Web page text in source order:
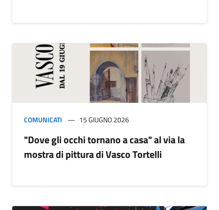
COMUNICATI 15 GIUGNO 2026
"Dove gli occhi tornano a casa" al via la
mostra di pittura di Vasco Tortelli